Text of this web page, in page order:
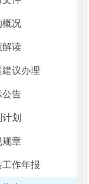
概况
解读
建议办理
公告
划
规章
工作年报